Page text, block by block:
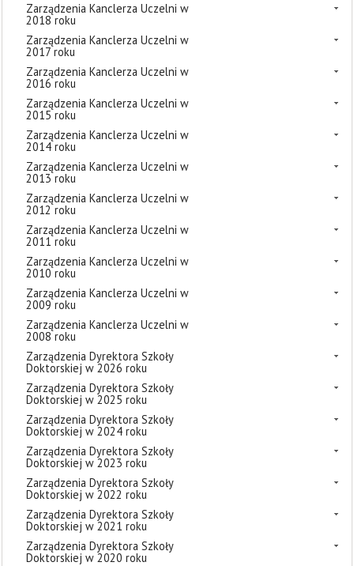
Zarządzenia Kanclerza Uczelni w
2018 roku
Zarządzenia Kanclerza Uczelni w
2017 roku
Zarządzenia Kanclerza Uczelni w
2016 roku
Zarządzenia Kanclerza Uczelni w
2015 roku
Zarządzenia Kanclerza Uczelni w
2014 roku
Zarządzenia Kanclerza Uczelni w
2013 roku
Zarządzenia Kanclerza Uczelni w
2012 roku
Zarządzenia Kanclerza Uczelni w
2011 roku
Zarządzenia Kanclerza Uczelni w
2010 roku
Zarządzenia Kanclerza Uczelni w
2009 roku
Zarządzenia Kanclerza Uczelni w
2008 roku
Zarządzenia Dyrektora Szkoły
Doktorskiej w 2026 roku
Zarządzenia Dyrektora Szkoły
Doktorskiej w 2025 roku
Zarządzenia Dyrektora Szkoły
Doktorskiej w 2024 roku
Zarządzenia Dyrektora Szkoły
Doktorskiej w 2023 roku
Zarządzenia Dyrektora Szkoły
Doktorskiej w 2022 roku
Zarządzenia Dyrektora Szkoły
Doktorskiej w 2021 roku
Zarządzenia Dyrektora Szkoły
Doktorskiej w 2020 roku